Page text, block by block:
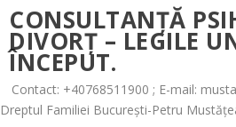
CONSULTANȚĂ
DIVORȚ – LEGILE
ÎNCEPUT.
Contact: +40768511900 ; E-mail:
Dreptul Familiei București-Petru